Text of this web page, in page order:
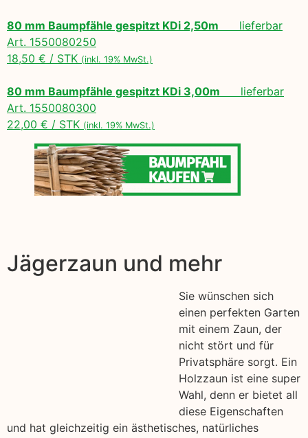
80 mm Baumpfähle gespitzt KDi 2,50m lieferbar
Art. 1550080250
18,50 € / STK (inkl. 19% MwSt.)
80 mm Baumpfähle gespitzt KDi 3,00m lieferbar
Art. 1550080300
22,00 € / STK (inkl. 19% MwSt.)
Jägerzaun und mehr
Sie wünschen sich
einen perfekten Garten
mit einem Zaun, der
nicht stört und für
Privatsphäre sorgt. Ein
Holzzaun ist eine super
Wahl, denn er bietet all
diese Eigenschaften
und hat gleichzeitig ein ästhetisches, natürliches